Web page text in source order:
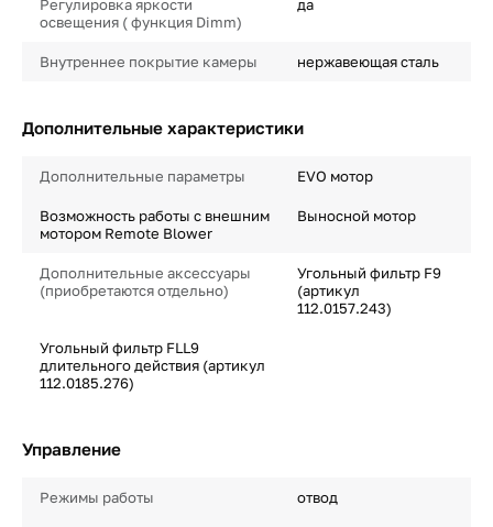
Регулировка яркости
освещения ( функция Dimm)
да
Внутреннее покрытие камеры нержавеющая сталь
Дополнительные характеристики
Дополнительные параметры EVO мотор
Возможность работы с внешним
мотором Remote Blower
Выносной мотор
Дополнительные аксессуары
(приобретаются отдельно)
Угольный фильтр F9
(артикул
112.0157.243)
Угольный фильтр FLL9
длительного действия (артикул
112.0185.276)
Управление
Режимы работы отвод